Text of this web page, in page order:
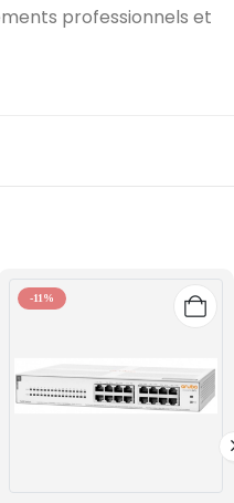
professionnels et
-11%